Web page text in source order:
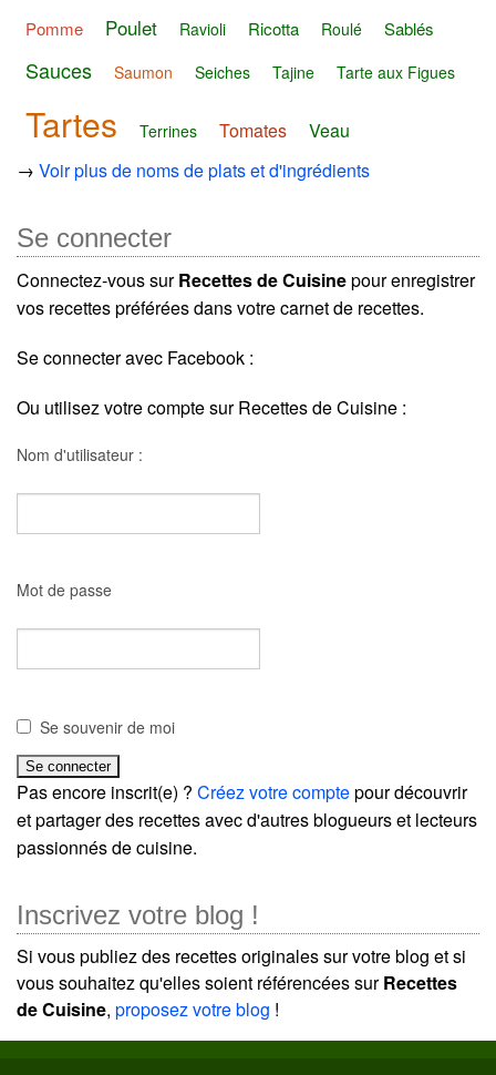
Pomme Poulet Ravioli Ricotta Roulé Sablés
Sauces Saumon Seiches Tajine Tarte aux Figues
Tartes Terrines Tomates
Veau
→ Voir plus de noms de plats et d'ingrédients
Se connecter
Connectez-vous surRecettes de Cuisinepour enregistrer
vos recettes préférées dans votre carnet de recettes.
Se connecter avec Facebook :
Ou utilisez votre compte sur Recettes de Cuisine :
Nom d'utilisateur :
Mot de passe
Se souvenir de moi
Pas encore inscrit(e) ? Créez votre comptepour découvrir
et partager des recettes avec d'autres blogueurs et lecteurs
passionnés de cuisine.
Inscrivez votre blog !
Si vous publiez des recettes originales sur votre blog et si
vous souhaitez qu'elles soient référencées surRecettes
de Cuisine, proposez votre blog !